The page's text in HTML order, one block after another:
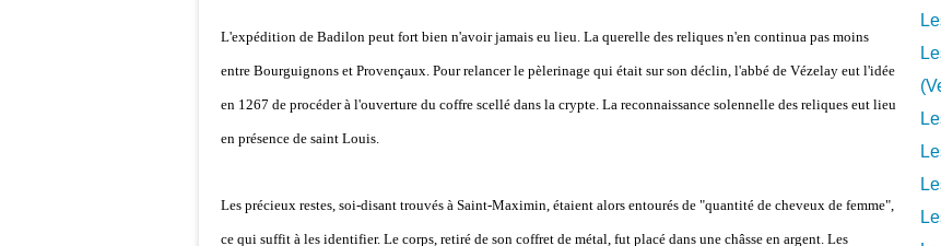
L'expédition de Badilon peut fort bien n'avoir jamais eu lieu. La querelle des reliques n'en continua pas moins
entre Bourguignons et Provençaux. Pour relancer le pèlerinage qui était sur son déclin, l'abbé de Vézelay eut l'idée
en 1267 de procéder à l'ouverture du coffre scellé dans la crypte. La reconnaissance solennelle des reliques eut lieu
en présence de saint Louis.
Les précieux restes, soi-disant trouvés à Saint-Maximin, étaient alors entourés de "quantité de cheveux de femme",
ce qui suffit à les identifier. Le corps, retiré de son coffret de métal, fut placé dans une châsse en argent. Les